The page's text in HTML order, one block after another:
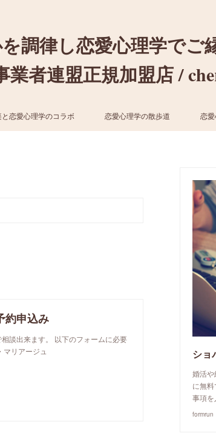
調律し恋愛心理学でご
者連盟正規加盟店 /
恋愛心理学のコラボ 恋愛心理学の散歩道 恋
約申込み
談出来ます。 以下のフォームに必要
リアージュ
婚活
に無
事項を
formrun